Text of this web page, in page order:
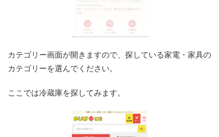
カテゴリー画面が開きますので、探している家電・家具の
カテゴリーを選んでください。
ここでは冷蔵庫を探してみます。